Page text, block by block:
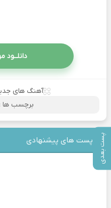
پست بعدی
دانلــود
آهنگ های
برچسب ها :
پست های پیشنهادی